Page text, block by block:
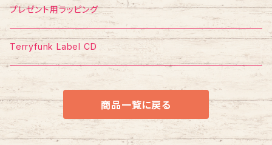
プレゼント用ラッピング
Terryfunk Label CD
商品一覧に戻る